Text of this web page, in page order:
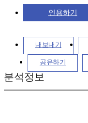
인용하기
내보내기
공유하기
분석정보